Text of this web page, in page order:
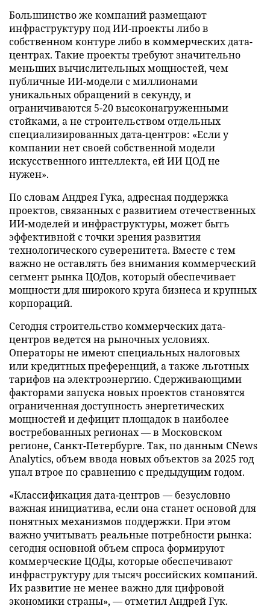
Большинство же компаний размещают
инфраструктуру под ИИ-проекты либо в
собственном контуре либо в коммерческих дата-
центрах. Такие проекты требуют значительно
меньших вычислительных мощностей, чем
публичные ИИ-модели с миллионами
уникальных обращений в секунду, и
ограничиваются 5-20 высоконагруженными
стойками, а не строительством отдельных
специализированных дата-центров: «Если у
компании нет своей собственной модели
искусственного интеллекта, ей ИИ ЦОД не
нужен».
По словам Андрея Гука, адресная поддержка
проектов, связанных с развитием отечественных
ИИ-моделей и инфраструктуры, может быть
эффективной с точки зрения развития
технологического суверенитета. Вместе с тем
важно не оставлять без внимания коммерческий
сегмент рынка ЦОДов, который обеспечивает
мощности для широкого круга бизнеса и крупных
корпораций.
Сегодня строительство коммерческих дата-
центров ведется на рыночных условиях.
Операторы не имеют специальных налоговых
или кредитных преференций, а также льготных
тарифов на электроэнергию. Сдерживающими
факторами запуска новых проектов становятся
ограниченная доступность энергетических
мощностей и дефицит площадок в наиболее
востребованных регионах — в Московском
регионе, Санкт-Петербурге. Так, по данным CNews
Analytics, объем ввода новых объектов за 2025 год
упал втрое по сравнению с предыдущим годом.
«Классификация дата-центров — безусловно
важная инициатива, если она станет основой для
понятных механизмов поддержки. При этом
важно учитывать реальные потребности рынка:
сегодня основной объем спроса формируют
коммерческие ЦОДы, которые обеспечивают
инфраструктуру для тысяч российских компаний.
Их развитие не менее важно для цифровой
экономики страны», — отметил Андрей Гук.